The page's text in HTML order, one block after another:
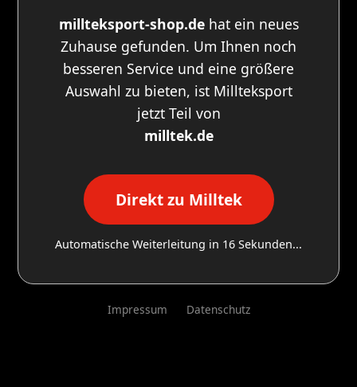
millteksport-shop.dehat ein neues
Zuhause gefunden. Um Ihnen noch
besseren Service und eine größere
Auswahl zu bieten, ist Millteksport
jetzt Teil von
milltek.de
Direkt zu Milltek
Automatische Weiterleitung in 16 Sekunden...
Impressum Datenschutz